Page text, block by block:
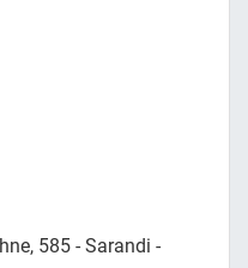
585 - Sarandi -